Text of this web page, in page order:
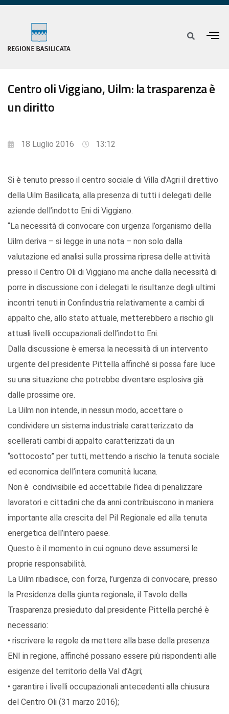
Centro oli Viggiano, Uilm: la trasparenza è
un diritto
18 Luglio 2016 13:12
Si è tenuto presso il centro sociale di Villa d’Agri il direttivo
della Uilm Basilicata, alla presenza di tutti i delegati delle
aziende dell’indotto Eni di Viggiano.
“La necessità di convocare con urgenza l’organismo della
Uilm deriva – si legge in una nota – non solo dalla
valutazione ed analisi sulla prossima ripresa delle attività
presso il Centro Oli di Viggiano ma anche dalla necessità di
porre in discussione con i delegati le risultanze degli ultimi
incontri tenuti in Confindustria relativamente a cambi di
appalto che, allo stato attuale, metterebbero a rischio gli
attuali livelli occupazionali dell’indotto Eni.
Dalla discussione è emersa la necessità di un intervento
urgente del presidente Pittella affinché si possa fare luce
su una situazione che potrebbe diventare esplosiva già
dalle prossime ore.
La Uilm non intende, in nessun modo, accettare o
condividere un sistema industriale caratterizzato da
scellerati cambi di appalto caratterizzati da un
“sottocosto” per tutti, mettendo a rischio la tenuta sociale
ed economica dell’intera comunità lucana.
Non è condivisibile ed accettabile l’idea di penalizzare
lavoratori e cittadini che da anni contribuiscono in maniera
importante alla crescita del Pil Regionale ed alla tenuta
energetica dell’intero paese.
Questo è il momento in cui ognuno deve assumersi le
proprie responsabilità.
La Uilm ribadisce, con forza, l’urgenza di convocare, presso
la Presidenza della giunta regionale, il Tavolo della
Trasparenza presieduto dal presidente Pittella perché è
necessario:
• riscrivere le regole da mettere alla base della presenza
ENI in regione, affinché possano essere più rispondenti alle
esigenze del territorio della Val d’Agri;
• garantire i livelli occupazionali antecedenti alla chiusura
del Centro Oli (31 marzo 2016);